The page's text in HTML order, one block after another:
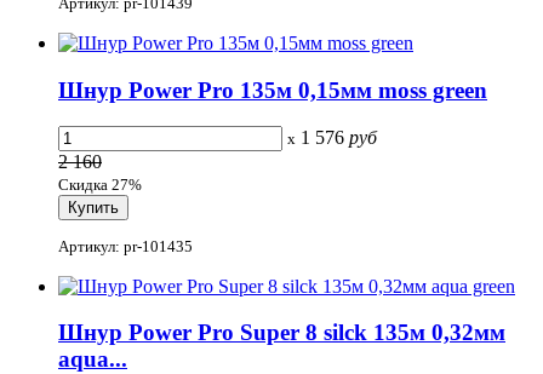
Шнур Power Pro 135м 0,15мм moss green
x 1 576 руб
2 160
Скидка 27%
Артикул: pr-101435
Шнур Power Pro Super 8 silck 135м 0,32мм
aqua...